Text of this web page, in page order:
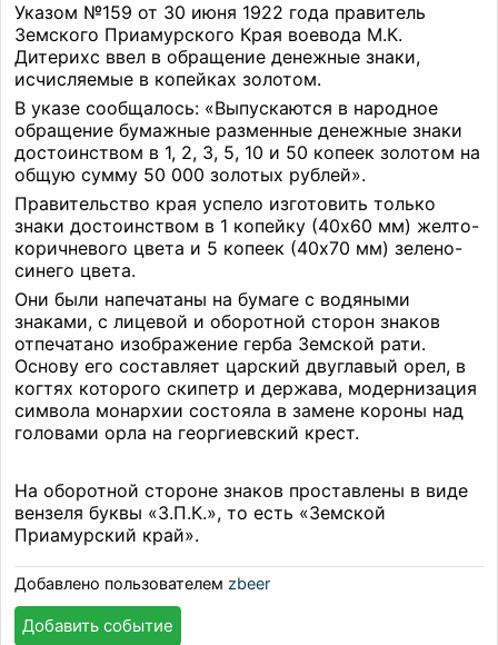
Указом №159 от 30 июня 1922 года правитель
Земского Приамурского Края воевода М.К.
Дитерихс ввел в обращение денежные знаки,
исчисляемые в копейках золотом.
В указе сообщалось: «Выпускаются в народное
обращение бумажные разменные денежные знаки
достоинством в 1, 2, 3, 5, 10 и 50 копеек золотом на
общую сумму 50 000 золотых рублей».
Правительство края успело изготовить только
знаки достоинством в 1 копейку (40x60 мм) желто-
коричневого цвета и 5 копеек (40x70 мм) зелено-
синего цвета.
Они были напечатаны на бумаге с водяными
знаками, с лицевой и оборотной сторон знаков
отпечатано изображение герба Земской рати.
Основу его составляет царский двуглавый орел, в
когтях которого скипетр и держава, модернизация
символа монархии состояла в замене короны над
головами орла на георгиевский крест.
На оборотной стороне знаков проставлены в виде
вензеля буквы «З.П.К.», то есть «Земской
Приамурский край».
Добавлено пользователем zbeer
Добавить событие